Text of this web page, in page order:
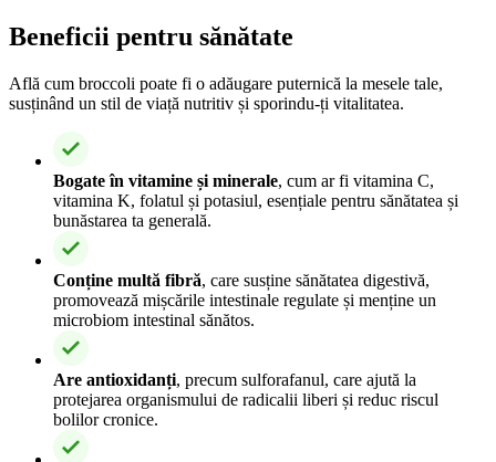
Beneficii pentru sănătate
Află cum broccoli poate fi o adăugare puternică la mesele tale,
susținând un stil de viață nutritiv și sporindu-ți vitalitatea.
Bogate în vitamine și minerale, cum ar fi vitamina C,
vitamina K, folatul și potasiul, esențiale pentru sănătatea și
bunăstarea ta generală.
Conține multă fibră, care susține sănătatea digestivă,
promovează mișcările intestinale regulate și menține un
microbiom intestinal sănătos.
Are antioxidanți, precum sulforafanul, care ajută la
protejarea organismului de radicalii liberi și reduc riscul
bolilor cronice.